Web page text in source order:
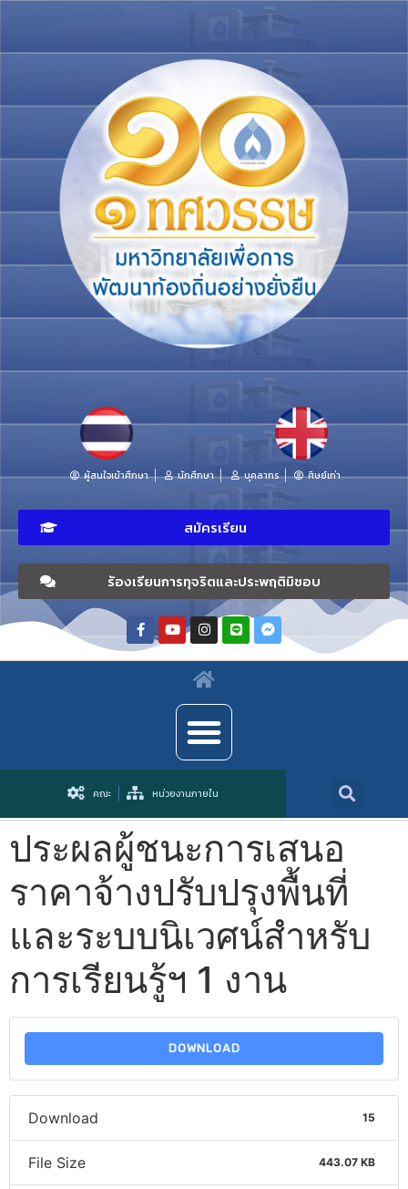
ผู้สนใจเข้าศึกษา นักศึกษา บุคลากร ศิษย์เก่า
สมัครเรียน
ร้องเรียนการทุจริตและประพฤติมิชอบ
คณะ หน่วยงานภายใน
ประผลผู้ชนะการเสนอ
ราคาจ้างปรับปรุงพื้นที่
และระบบนิเวศน์สำหรับ
การเรียนรู้ฯ 1 งาน
DOWNLOAD
Download 15
File Size 443.07 KB